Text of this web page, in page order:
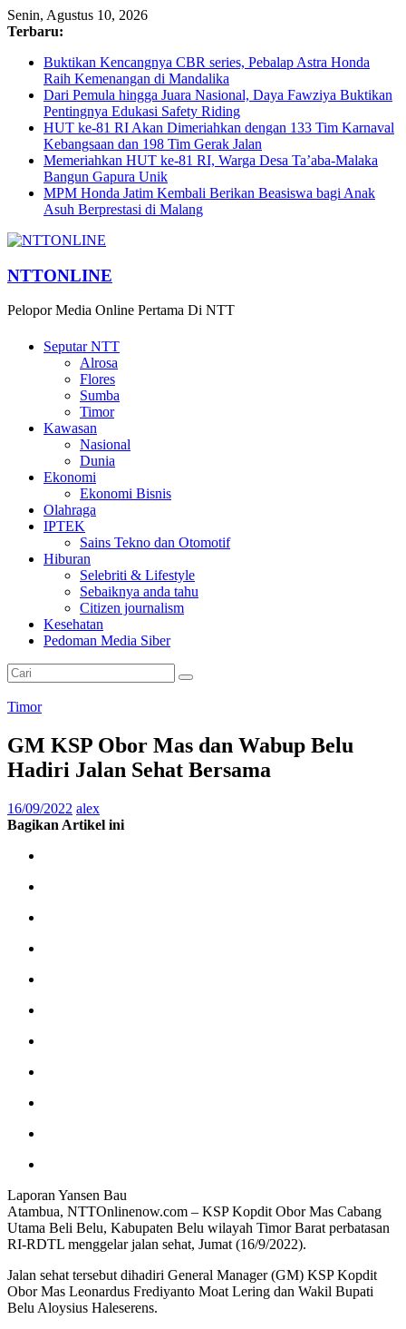
Senin, Agustus 10, 2026
Terbaru:
Buktikan Kencangnya CBR series, Pebalap Astra Honda
Raih Kemenangan di Mandalika
Dari Pemula hingga Juara Nasional, Daya Fawziya Buktikan
Pentingnya Edukasi Safety Riding
HUT ke-81 RI Akan Dimeriahkan dengan 133 Tim Karnaval
Kebangsaan dan 198 Tim Gerak Jalan
Memeriahkan HUT ke-81 RI, Warga Desa Ta’aba-Malaka
Bangun Gapura Unik
MPM Honda Jatim Kembali Berikan Beasiswa bagi Anak
Asuh Berprestasi di Malang
NTTONLINE
Pelopor Media Online Pertama Di NTT
Seputar NTT
Alrosa
Flores
Sumba
Timor
Kawasan
Nasional
Dunia
Ekonomi
Ekonomi Bisnis
Olahraga
IPTEK
Sains Tekno dan Otomotif
Hiburan
Selebriti & Lifestyle
Sebaiknya anda tahu
Citizen journalism
Kesehatan
Pedoman Media Siber
Timor
GM KSP Obor Mas dan Wabup Belu
Hadiri Jalan Sehat Bersama
16/09/2022 alex
Bagikan Artikel ini
Laporan Yansen Bau
Atambua, NTTOnlinenow.com – KSP Kopdit Obor Mas Cabang
Utama Beli Belu, Kabupaten Belu wilayah Timor Barat perbatasan
RI-RDTL menggelar jalan sehat, Jumat (16/9/2022).
Jalan sehat tersebut dihadiri General Manager (GM) KSP Kopdit
Obor Mas Leonardus Frediyanto Moat Lering dan Wakil Bupati
Belu Aloysius Haleserens.